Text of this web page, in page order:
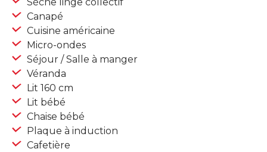
Sèche linge collectif
Canapé
Cuisine américaine
Micro-ondes
Séjour / Salle à manger
Véranda
Lit 160 cm
Lit bébé
Chaise bébé
Plaque à induction
Cafetière